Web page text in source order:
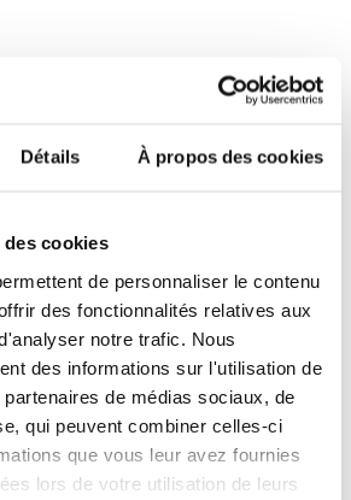
Détails À propos des cookies
cookies
de personnaliser le contenu
des fonctionnalités relatives aux
notre trafic. Nous
des informations sur l'utilisation de
de médias sociaux, de
qui peuvent combiner celles-ci
que vous leur avez fournies
lors de votre utilisation de leurs
du
: